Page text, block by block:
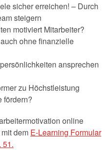
sicher erreichen! – Durch
steigern
motiviert Mitarbeiter?
ohne finanzielle
ansprechen
zu Höchstleistung
fördern?
online
dem E-Learning Formular
51.